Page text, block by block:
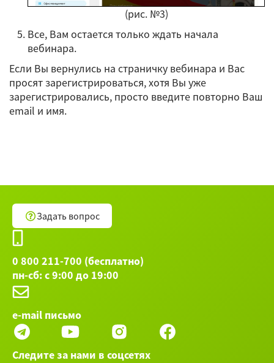
(рис. №3)
Все, Вам остается только ждать начала
вебинара.
Если Вы вернулись на страничку вебинара и Вас
просят зарегистрироваться, хотя Вы уже
зарегистрировались, просто введите повторно Ваш
email и имя.
Задать вопрос
0 800 211-700 (бесплатно)
пн-сб: с 9:00 до 19:00
e-mail письмо
Следите за нами в соцсетях